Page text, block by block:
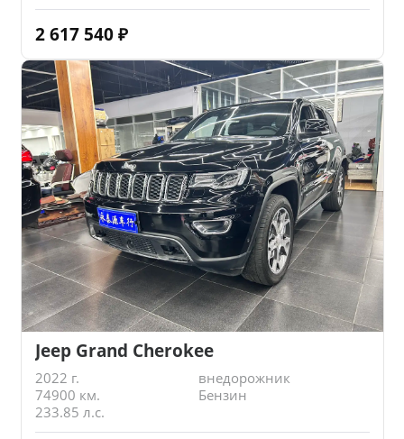
2 617 540 ₽
Jeep Grand Cherokee
2022 г.
внедорожник
74900 км.
Бензин
233.85 л.с.